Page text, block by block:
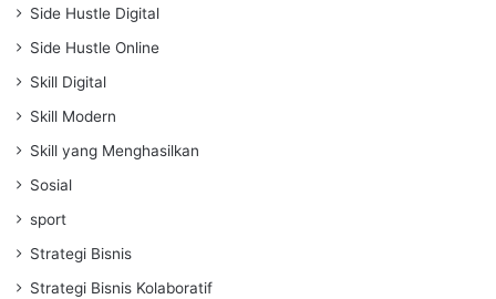
Side Hustle Digital
Side Hustle Online
Skill Digital
Skill Modern
Skill yang Menghasilkan
Sosial
sport
Strategi Bisnis
Strategi Bisnis Kolaboratif